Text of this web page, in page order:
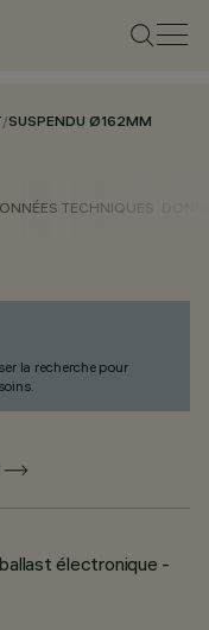
/SUSPENDU Ø162MM
TECHNIQUES
la recherche pour
électronique -